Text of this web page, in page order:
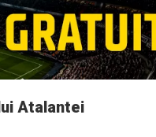
Atalantei